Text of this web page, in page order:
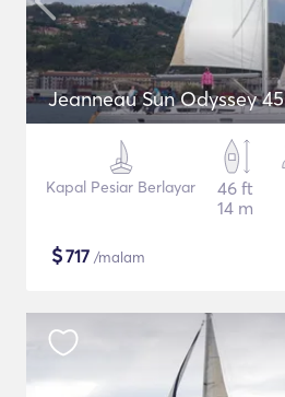
Jeanneau Sun Odyssey 45
Kapal Pesiar Berlayar
46 ft
14 m
$717 /malam